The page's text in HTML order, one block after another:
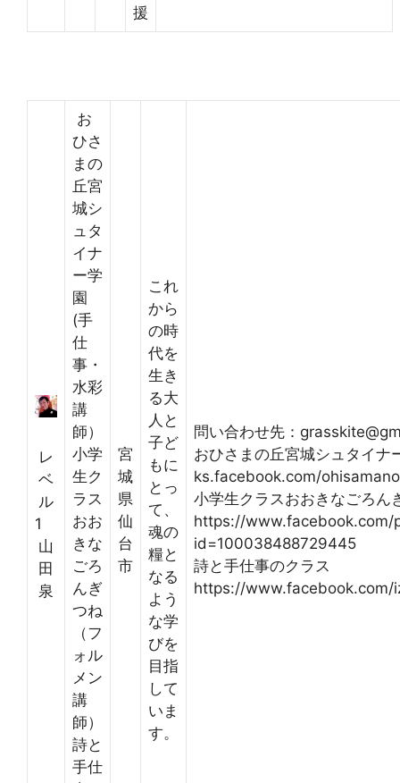
援
レ
ベ
ル
1
山
田
泉
お
ひさ
まの
丘宮
城シ
ュタ
イナ
ー学
園
(手
仕
事・
水彩
講
師）
小学
生ク
ラス
おお
きな
ごろ
んぎ
つね
（フ
ォル
メン
講
師）
詩と
手仕
宮
城
県
仙
台
市
これ
から
の時
代を
生き
る大
人と
子ど
もに
とっ
て、
魂の
糧と
なる
よう
な学
びを
目指
して
いま
す。
問い合わせ先：
おひさまの丘宮城シュタイ
ks.facebook.com/
小学生クラスおおきなごろん
https://www.facebook.com/
id=100038488729445
詩と手仕事のクラス
https://www.facebook.com/